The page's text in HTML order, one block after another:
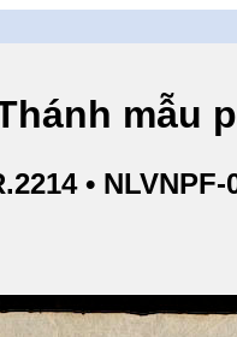
Thánh mẫu
• NLVNPF-